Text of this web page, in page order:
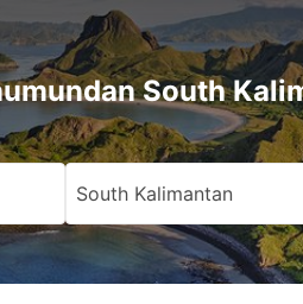
South
South Kalimantan